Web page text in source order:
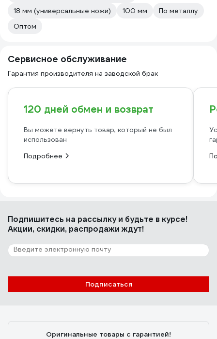
18 мм (универсальные ножи)
100 мм
По металлу
Оптом
Сервисное обслуживание
Гарантия производителя на заводской брак
120 дней обмен и возврат
Вы можете вернуть товар, который не был
использован
Подробнее
Подпишитесь на рассылкуи будьте в курсе!
Акции, скидки, распродажи ждут!
Подписаться
Оригинальные товары с гарантией!